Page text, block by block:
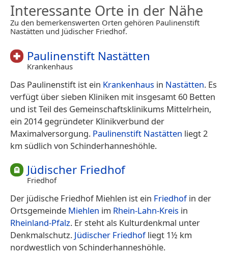
Interessante Orte in der Nähe
Zu den bemerkenswerten Orten gehören Paulinenstift
Nastätten und Jüdischer Friedhof.
Paulinenstift Nastätten
Krankenhaus
Das Paulinenstift ist ein Krankenhaus in Nastätten. Es
verfügt über sieben Kliniken mit insgesamt 60 Betten
und ist Teil des Gemeinschaftsklinikums Mittelrhein,
ein 2014 gegründeter Klinikverbund der
Maximalversorgung. Paulinenstift Nastätten liegt 2
km südlich von Schinderhanneshöhle.
Jüdischer Friedhof
Friedhof
Der jüdische Friedhof Miehlen ist ein Friedhofin der
Ortsgemeinde Miehlen im Rhein-Lahn-Kreis in
Rheinland-Pfalz. Er steht als Kulturdenkmal unter
Denkmalschutz. Jüdischer Friedhofliegt 1½ km
nordwestlich von Schinderhanneshöhle.